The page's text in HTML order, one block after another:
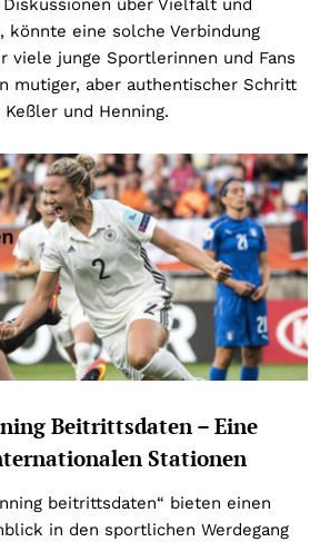
über Vielfalt und
könnte eine solche Verbindung
viele junge Sportlerinnen und Fans
mutiger, aber authentischer Schritt
und Henning.
Beitrittsdaten – Eine
Stationen
beitrittsdaten“ bieten einen
in den sportlichen Werdegang